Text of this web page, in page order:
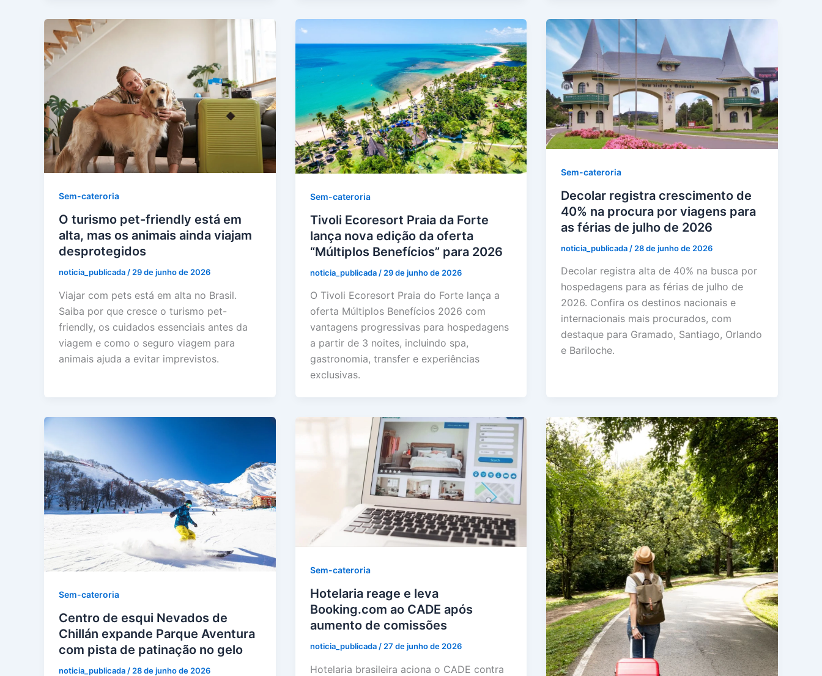
Sem-cateroria
O turismo pet-friendly está em
alta, mas os animais ainda viajam
desprotegidos
noticia_publicada/29 de junho de 2026
Viajar com pets está em alta no Brasil.
Saiba por que cresce o turismo pet-
friendly, os cuidados essenciais antes da
viagem e como o seguro viagem para
animais ajuda a evitar imprevistos.
Sem-cateroria
Tivoli Ecoresort Praia da Forte
lança nova edição da oferta
“Múltiplos Benefícios” para 2026
noticia_publicada / 29 de junho de 2026
O Tivoli Ecoresort Praia do Forte lança a
oferta Múltiplos Benefícios 2026 com
vantagens progressivas para hospedagens
a partir de 3 noites, incluindo spa,
gastronomia, transfer e experiências
exclusivas.
Sem-cateroria
Decolar registra crescimento de
40% na procura por viagens para
as férias de julho de 2026
noticia_publicada / 28 de junho de 2026
Decolar registra alta de 40% na busca por
hospedagens para as férias de julho de
2026. Confira os destinos nacionais e
internacionais mais procurados, com
destaque para Gramado, Santiago, Orlando
e Bariloche.
Sem-cateroria
Centro de esqui Nevados de
Chillán expande Parque Aventura
com pista de patinação no gelo
noticia_publicada / 28 de junho de 2026
Sem-cateroria
Hotelaria reage e leva
Booking.com ao CADE após
aumento de comissões
noticia_publicada / 27 de junho de 2026
Hotelaria brasileira aciona o CADE contra